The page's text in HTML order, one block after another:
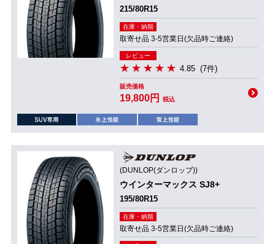
215/80R15
在庫・納期
取寄せ品 3-5営業日(欠品時ご連絡)
レビュー
4.85 (7件)
販売価格
19,800円 税込
(DUNLOP(ダンロップ))
ウインターマックス SJ8+
195/80R15
在庫・納期
取寄せ品 3-5営業日(欠品時ご連絡)